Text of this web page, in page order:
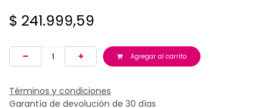
$ 241.999,59
Agregar al carrito
Términos y condiciones
Garantía de devolución de 30 días